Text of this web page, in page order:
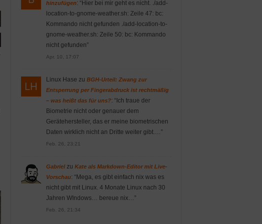
hinzufügen: “Hier bei mir geht es nicht. ./add-
location-to-gnome-weather.sh: Zeile 47: bc:
Kommando nicht gefunden ./add-location-to-
gnome-weather.sh: Zeile 50: bc: Kommando
nicht gefunden”
Apr. 10, 17:07
Linux Hase zu BGH-Urteil: Zwang zur
Entsperrung per Fingerabdruck ist rechtmäßig
– was heißt das für uns?: “Ich traue der
Biometrie nicht oder genauer dem
Gerätehersteller, das er meine biometrischen
Daten wirklich nicht an Dritte weiter gibt.… ”
Feb. 26, 23:21
Gabrielzu Kate als Markdown-Editor mit Live-
Vorschau: “Mega, es gibt einfach nix was es
nicht gibt mit Linux. 4 Monate Linux nach 30
Jahren WIndows… bereue nix… ”
Feb. 26, 21:34